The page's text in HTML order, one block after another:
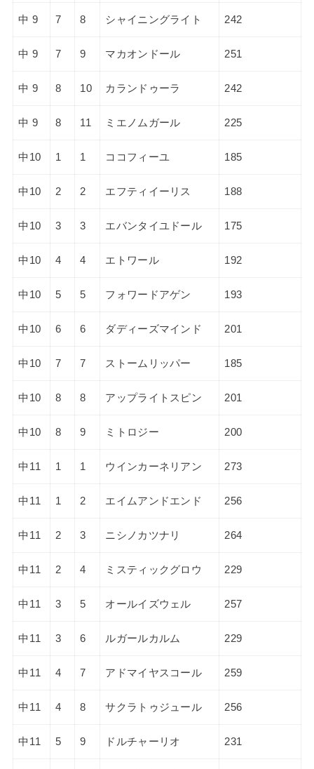
中 9 7 8 シャイニングライト 242
中 9 7 9 マカオンドール 251
中 9 8 10 カランドゥーラ 242
中 9 8 11 ミエノムガール 225
中10 1 1 ココフィーユ 185
中10 2 2 エフティイーリス 188
中10 3 3 エバンタイユドール 175
中10 4 4 エトワール 192
中10 5 5 フォワードアゲン 193
中10 6 6 ダディーズマインド 201
中10 7 7 ストームリッパー 185
中10 8 8 アップライトスピン 201
中10 8 9 ミトロジー 200
中11 1 1 ウインカーネリアン 273
中11 1 2 エイムアンドエンド 256
中11 2 3 ニシノカツナリ 264
中11 2 4 ミスティックグロウ 229
中11 3 5 オールイズウェル 257
中11 3 6 ルガールカルム 229
中11 4 7 アドマイヤスコール 259
中11 4 8 サクラトゥジュール 256
中11 5 9 ドルチャーリオ 231